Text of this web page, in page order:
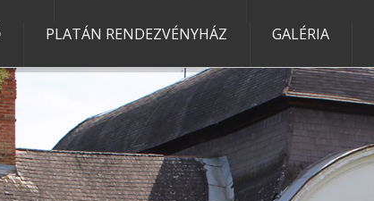
PLATÁN RENDEZVÉNYHÁZ GALÉRIA